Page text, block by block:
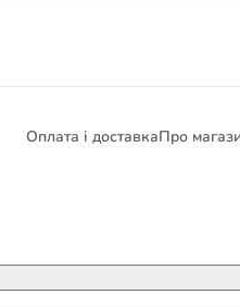
Оплата і доставкаПро
ЕЛЕКТРОННІ КНИГИ